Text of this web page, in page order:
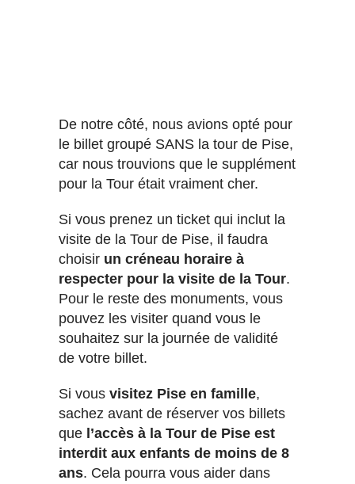
De notre côté, nous avions opté pour
le billet groupé SANS la tour de Pise,
car nous trouvions que le supplément
pour la Tour était vraiment cher.
Si vous prenez un ticket qui inclut la
visite de la Tour de Pise, il faudra
choisir un créneau horaire à
respecter pour la visite de la Tour.
Pour le reste des monuments, vous
pouvez les visiter quand vous le
souhaitez sur la journée de validité
de votre billet.
Si vous visitez Pise en famille,
sachez avant de réserver vos billets
que l’accès à la Tour de Pise est
interdit aux enfants de moins de 8
ans. Cela pourra vous aider dans